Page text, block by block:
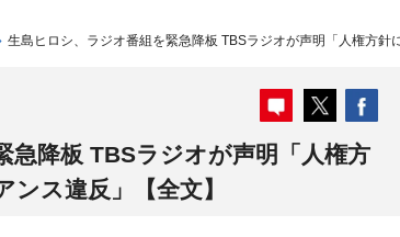
生島ヒロシ、ラジオ番組を緊急降板 TBSラジオが声明「人権方針
急降板 TBSラジオが声明「人権方
ス違反」【全文】